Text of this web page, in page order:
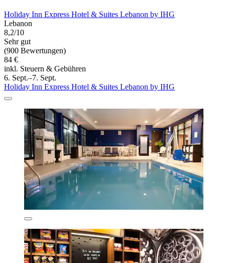
Holiday Inn Express Hotel & Suites Lebanon by IHG
Lebanon
8,2/10
Sehr gut
(900 Bewertungen)
84 €
inkl. Steuern & Gebühren
6. Sept.–7. Sept.
Holiday Inn Express Hotel & Suites Lebanon by IHG